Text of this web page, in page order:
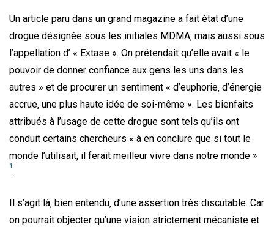
Un article paru dans un grand magazine a fait état d’une
drogue désignée sous les initiales MDMA‚ mais aussi sous
l’appellation d’ « Extase ». On prétendait qu’elle avait « le
pouvoir de donner confiance aux gens les uns dans les
autres » et de procurer un sentiment « d’euphorie‚ d’énergie
accrue‚ une plus haute idée de soi-même ». Les bienfaits
attribués à l’usage de cette drogue sont tels qu’ils ont
conduit certains chercheurs « à en conclure que si tout le
monde l’utilisait‚ il ferait meilleur vivre dans notre monde »
1
.
Il s’agit là‚ bien entendu‚ d’une assertion très discutable. Car
on pourrait objecter qu’une vision strictement mécaniste et